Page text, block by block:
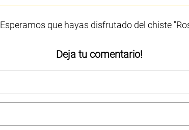
Esperamos que hayas disfrutado del chiste
Deja tu comentario!